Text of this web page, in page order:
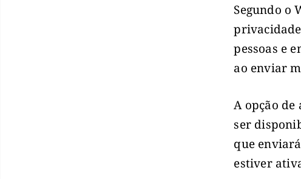
Segundo o
pessoas e
ao enviar
A opção
ser
que
estiver